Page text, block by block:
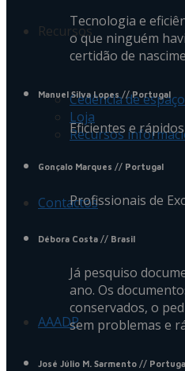
Recursos
Cedência de
Loja
Recursos
Contactos
AAADP
Tecnologia e
o que ninguém
certidão de
Manuel Silva Lopes // Portugal
Eficientes e
Gonçalo Marques // Portugal
Profissionais de
Débora Costa // Brasil
Já pesquiso
ano. Os
conservados, o
sem problemas e
José Júlio M. Sarmento //